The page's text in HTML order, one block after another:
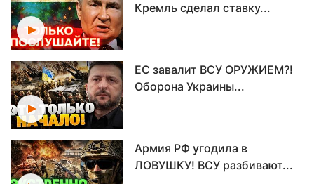
Кремль сделал ставку...
ЕС завалит ВСУ ОРУЖИЕМ?!
Оборона Украины...
Армия РФ угодила в
ЛОВУШКУ! ВСУ разбивают...